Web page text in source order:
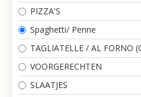
CONTACT
PIZZA'S
Spaghetti/ Penne
TAGLIATELLE / AL FORNO
VOORGERECHTEN
SLAATJES